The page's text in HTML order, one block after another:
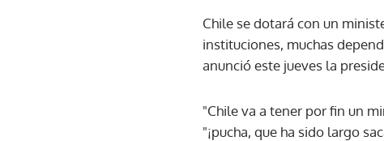
Chile se dotará con un
instituciones, muchas
anunció este jueves la
"Chile va a tener por fin un
"¡pucha, que ha sido largo